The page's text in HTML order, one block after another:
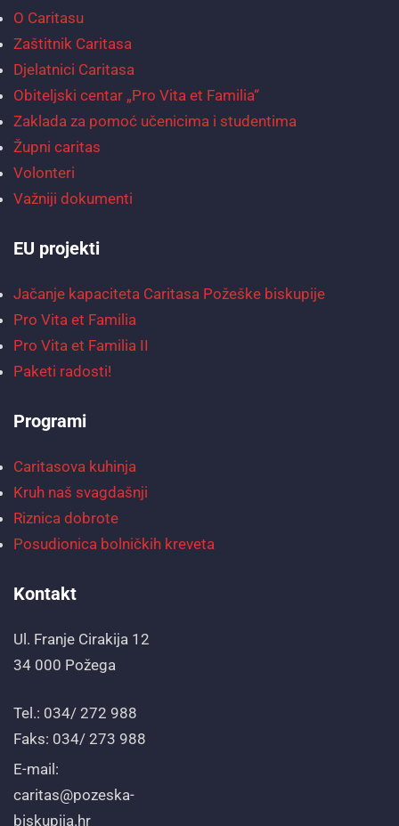
O Caritasu
Zaštitnik Caritasa
Djelatnici Caritasa
Obiteljski centar „Pro Vita et Familia“
Zaklada za pomoć učenicima i studentima
Župni caritas
Volonteri
Važniji dokumenti
EU projekti
Jačanje kapaciteta Caritasa Požeške biskupije
Pro Vita et Familia
Pro Vita et Familia II
Paketi radosti!
Programi
Caritasova kuhinja
Kruh naš svagdašnji
Riznica dobrote
Posudionica bolničkih kreveta
Kontakt
Ul. Franje Cirakija 12
34 000 Požega
Tel.: 034/ 272 988
Faks: 034/ 273 988
E-mail:
caritas@pozeska-
biskupija.hr